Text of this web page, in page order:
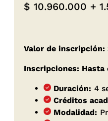
$ 10.960.000 +
Valor de inscripción:
Inscripciones: Hasta
Duración: 4
Créditos
Modalidad: